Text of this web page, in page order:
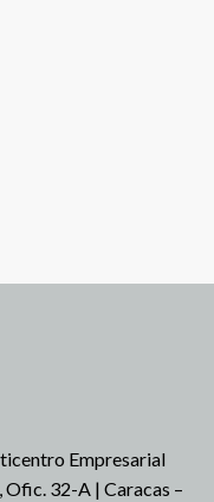
Empresarial
32-A | Caracas –